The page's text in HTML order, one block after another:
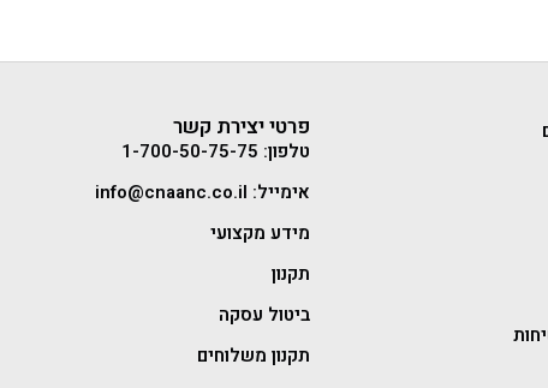
פרטי יצירת קשר
טלפון: 1-700-50-75-75
אימייל: info@cnaanc.co.il
מידע מקצועי
תקנון
ביטול עסקה
תקנון משלוחים